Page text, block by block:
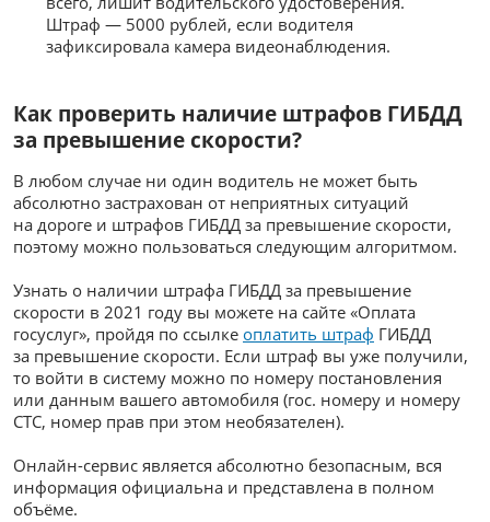
Штраф — 5000 рублей, если водителя
зафиксировала камера видеонаблюдения.
Как проверить наличие штрафов ГИБДД
за превышение скорости?
В любом случае ни один водитель не может быть
абсолютно застрахован от неприятных ситуаций
на дороге и штрафов ГИБДД за превышение скорости,
поэтому можно пользоваться следующим алгоритмом.
Узнать о наличии штрафа ГИБДД за превышение
скорости в 2021 году вы можете на сайте «Оплата
госуслуг», пройдя по ссылке оплатить штраф ГИБДД
за превышение скорости. Если штраф вы уже получили,
то войти в систему можно по номеру постановления
или данным вашего автомобиля (гос. номеру и номеру
СТС, номер прав при этом необязателен).
Онлайн-сервис является абсолютно безопасным, вся
информация официальна и представлена в полном
объёме.